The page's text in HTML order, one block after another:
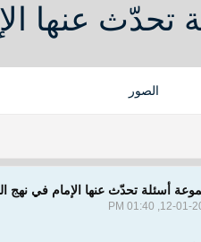
عنها
الصور
أسئلة تحدّث عنها الإمام في نهج
12-01-2013,